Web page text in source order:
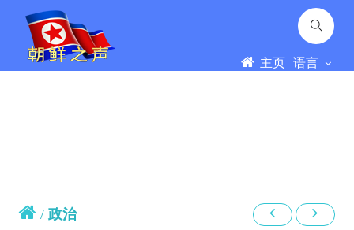
主页 语言
/政治